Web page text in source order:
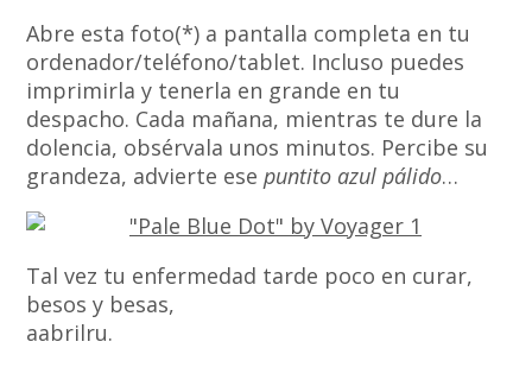
Abre esta foto(*) a pantalla completa en tu
ordenador/teléfono/tablet. Incluso puedes
imprimirla y tenerla en grande en tu
despacho. Cada mañana, mientras te dure la
dolencia, obsérvala unos minutos. Percibe su
grandeza, advierte esepuntito azul pálido…
Tal vez tu enfermedad tarde poco en curar,
besos y besas,
aabrilru.